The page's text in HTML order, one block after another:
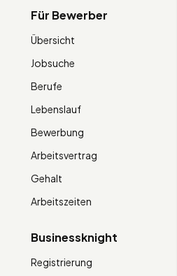
Für Bewerber
Übersicht
Jobsuche
Berufe
Lebenslauf
Bewerbung
Arbeitsvertrag
Gehalt
Arbeitszeiten
Businessknight
Registrierung